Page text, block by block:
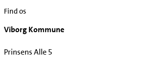
Find os
Viborg Kommune
Prinsens Alle 5